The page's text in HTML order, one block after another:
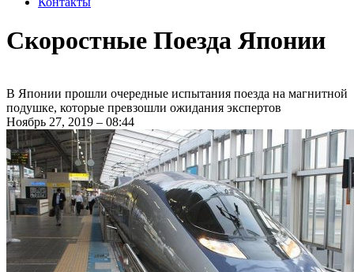
Скоростные Поезда Японии
В Японии прошли очередные испытания поезда на магнитной
подушке, которые превзошли ожидания экспертов
Ноябрь 27, 2019 – 08:44